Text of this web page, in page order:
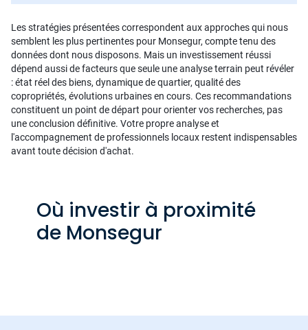
Les stratégies présentées correspondent aux approches qui nous
semblent les plus pertinentes pour Monsegur, compte tenu des
données dont nous disposons. Mais un investissement réussi
dépend aussi de facteurs que seule une analyse terrain peut révéler
: état réel des biens, dynamique de quartier, qualité des
copropriétés, évolutions urbaines en cours. Ces recommandations
constituent un point de départ pour orienter vos recherches, pas
une conclusion définitive. Votre propre analyse et
l'accompagnement de professionnels locaux restent indispensables
avant toute décision d'achat.
Où investir à proximité
de Monsegur